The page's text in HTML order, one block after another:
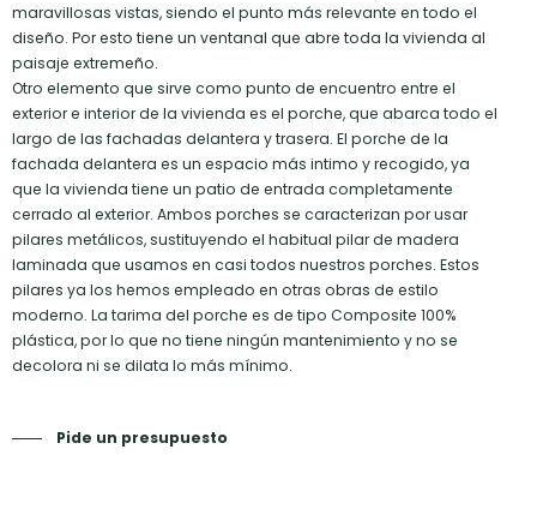
maravillosas vistas, siendo el punto más relevante en todo el
diseño. Por esto tiene un ventanal que abre toda la vivienda al
paisaje extremeño.
Otro elemento que sirve como punto de encuentro entre el
exterior e interior de la vivienda es el porche, que abarca todo el
largo de las fachadas delantera y trasera. El porche de la
fachada delantera es un espacio más intimo y recogido, ya
que la vivienda tiene un patio de entrada completamente
cerrado al exterior. Ambos porches se caracterizan por usar
pilares metálicos, sustituyendo el habitual pilar de madera
laminada que usamos en casi todos nuestros porches. Estos
pilares ya los hemos empleado en otras obras de estilo
moderno. La tarima del porche es de tipo Composite 100%
plástica, por lo que no tiene ningún mantenimiento y no se
decolora ni se dilata lo más mínimo.
Pide un presupuesto